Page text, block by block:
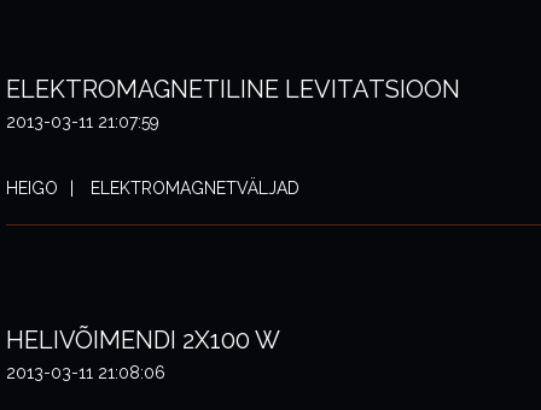
ELEKTROMAGNETILINE LEVITATSIOON
2013-03-11 21:07:59
HEIGO ELEKTROMAGNETVÄLJAD
HELIVÕIMENDI 2X100 W
2013-03-11 21:08:06